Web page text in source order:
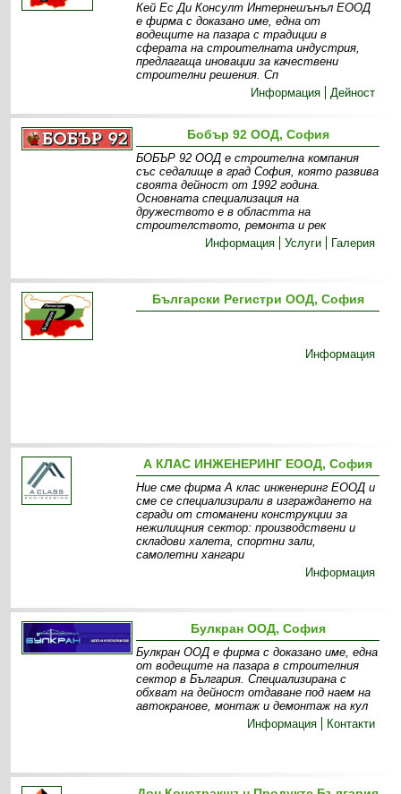
Кей Ес Ди Консулт Интернешънъл ЕООД
е фирма с доказано име, една от
водещите на пазара с традиции в
сферата на строителната индустрия,
предлагаща иновации за качествени
строителни решения. Сп
Информация
Дейност
Бобър 92 ООД, София
БОБЪР 92 ООД е строителна компания
със седалище в град София, която развива
своята дейност от 1992 година.
Основната специализация на
дружеството е в областта на
строителството, ремонта и рек
Информация
Услуги Галерия
Български Регистри ООД, София
Информация
А КЛАС ИНЖЕНЕРИНГ ЕООД, София
Ние сме фирма А клас инженеринг ЕООД и
сме се специализирали в изграждането на
сгради от стоманени конструкции за
нежилищния сектор: производствени и
складови халета, спортни зали,
самолетни хангари
Информация
Булкран ООД, София
Булкран ООД е фирма с доказано име, една
от водещите на пазара в строителния
сектор в България. Специализирана с
обхват на дейност отдаване под наем на
автокранове, монтаж и демонтаж на кул
Информация
Контакти